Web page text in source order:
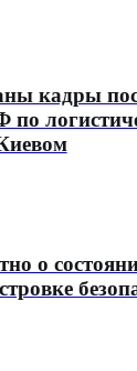
кадры
по
о